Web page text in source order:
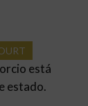
está
estado.